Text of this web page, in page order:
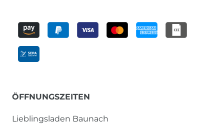
ÖFFNUNGSZEITEN
Lieblingsladen Baunach